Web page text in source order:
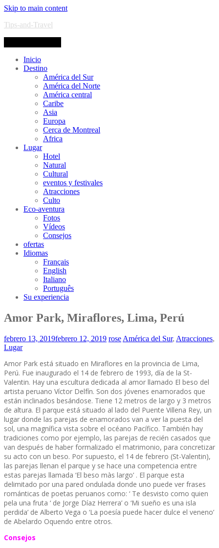
Skip to main content
Tips-and-Travel
Inicio
Destino
América del Sur
América del Norte
América central
Caribe
Asia
Europa
Cerca de Montreal
Africa
Lugar
Hotel
Natural
Cultural
eventos y festivales
Atracciones
Culto
Eco-aventura
Fotos
Vídeos
Consejos
ofertas
Idiomas
Français
English
Italiano
Português
Su experiencia
Amor Park, Miraflores, Lima, Perú
febrero 13, 2019febrero 12, 2019 rose América del Sur, Atracciones,
Lugar
Amor Park está situado en Miraflores en la provincia de Lima,
Perú. Fue inaugurado el 14 de febrero de 1993, día de la St-
Valentin. Hay una escultura dedicada al amor llamado El beso del
artista peruano Víctor Delfín. Son dos jóvenes enamorados que
están inclinados besándose. Tiene 12 metros de largo y 3 metros
de altura. El parque está situado al lado del Puente Villena Rey, un
lugar donde las parejas de enamorados van a ver la puesta del
sol, una magnífica vista sobre el océano Pacífico. También hay
tradiciones como por ejemplo, las parejas de recién casados que
van después de haber formalizado el matrimonio, para concretizar
su acto con un beso. Por supuesto, el 14 de febrero (St-Valentin),
las parejas llenan el parque y se hace una competencia entre
estas parejas llamada ‘El beso màs largo’ . El parque esta
delimitado por una pared ondulada donde uno puede ver frases
románticas de poetas peruanos como: ‘ Te desvisto como quien
pela una fruta ‘ de Jorge Díaz Herrera’ o ‘Mi sueño es una isla
perdida’ de Alberto Vega o ‘La poesía puede hacer dulce el veneno’
de Abelardo Oquendo entre otros.
Consejos